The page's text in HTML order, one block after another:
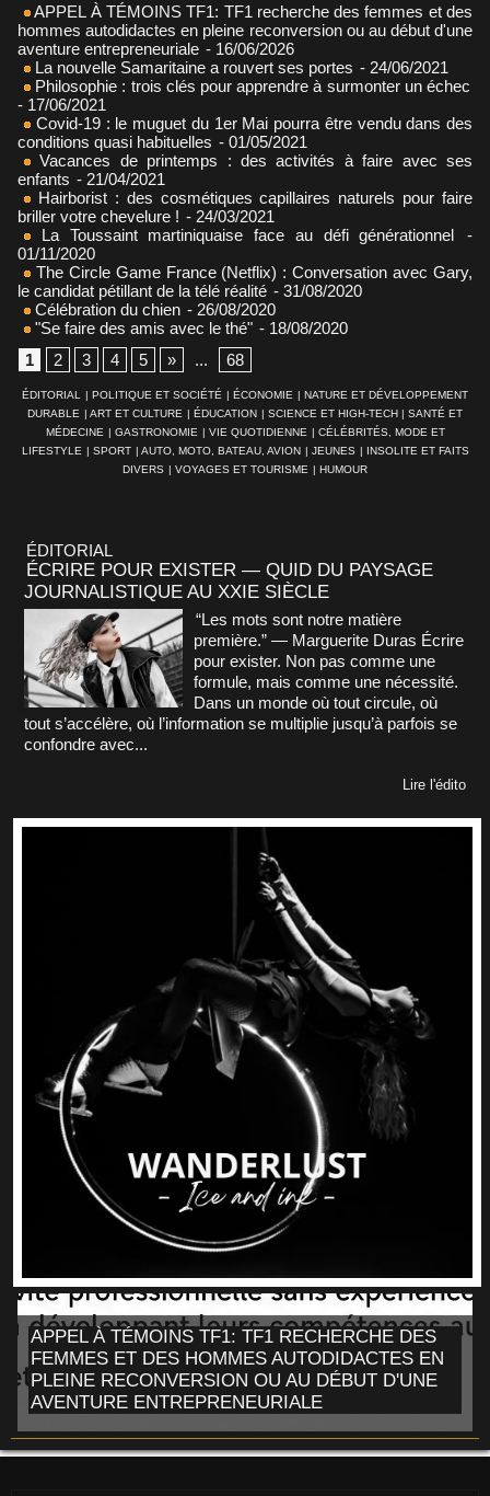
APPEL À TÉMOINS TF1: TF1 recherche des femmes et des
hommes autodidactes en pleine reconversion ou au début d'une
aventure entrepreneuriale - 16/06/2026
La nouvelle Samaritaine a rouvert ses portes - 24/06/2021
Philosophie : trois clés pour apprendre à surmonter un échec
- 17/06/2021
Covid-19 : le muguet du 1er Mai pourra être vendu dans des
conditions quasi habituelles - 01/05/2021
Vacances de printemps : des activités à faire avec ses
enfants - 21/04/2021
Hairborist : des cosmétiques capillaires naturels pour faire
briller votre chevelure ! - 24/03/2021
La Toussaint martiniquaise face au défi générationnel
-
01/11/2020
The Circle Game France (Netflix) : Conversation avec Gary,
le candidat pétillant de la télé réalité - 31/08/2020
Célébration du chien - 26/08/2020
"Se faire des amis avec le thé" - 18/08/2020
1
2 3 4 5 » ... 68
ÉDITORIAL | POLITIQUE ET SOCIÉTÉ | ÉCONOMIE | NATURE ET DÉVELOPPEMENT
DURABLE | ART ET CULTURE | ÉDUCATION | SCIENCE ET HIGH-TECH | SANTÉ ET
MÉDECINE | GASTRONOMIE | VIE QUOTIDIENNE | CÉLÉBRITÉS, MODE ET
LIFESTYLE | SPORT | AUTO, MOTO, BATEAU, AVION | JEUNES | INSOLITE ET FAITS
DIVERS | VOYAGES ET TOURISME | HUMOUR
ÉDITORIAL
ÉCRIRE POUR EXISTER — QUID DU PAYSAGE
JOURNALISTIQUE AU XXIE SIÈCLE
“Les mots sont notre matière
première.” — Marguerite Duras Écrire
pour exister. Non pas comme une
formule, mais comme une nécessité.
Dans un monde où tout circule, où
tout s’accélère, où l’information se multiplie jusqu’à parfois se
confondre avec...
Lire l'édito
APPEL À TÉMOINS TF1: TF1 RECHERCHE DES
FEMMES ET DES HOMMES AUTODIDACTES EN
PLEINE RECONVERSION OU AU DÉBUT D'UNE
AVENTURE ENTREPRENEURIALE